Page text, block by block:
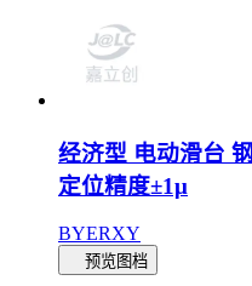
经济型 电动滑台
定位精度±1μ
BYERXY
预览图档